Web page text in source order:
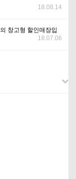
18.08.14
창고형 할인매장입
18.07.06